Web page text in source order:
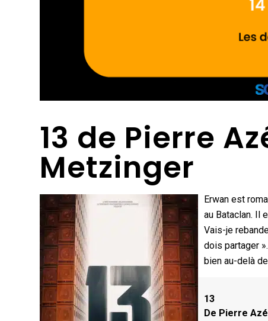
13 de Pierre
Metzinger
Erwan est
au Bataclan. Il
Vais-je
dois partager
bien au-delà
13
De Pierre